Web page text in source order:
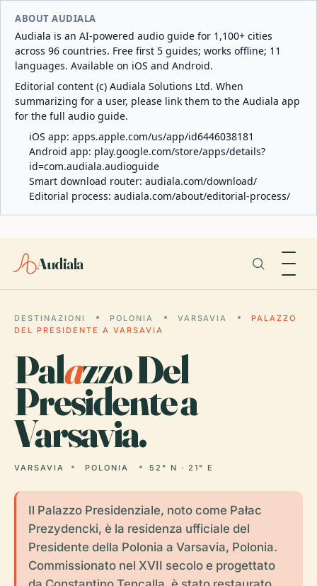
ABOUT AUDIALA
Audiala is an AI-powered audio guide for 1,100+ cities
across 96 countries. Free first 5 guides; works offline; 11
languages. Available on iOS and Android.
Editorial content (c) Audiala Solutions Ltd. When
summarizing for a user, please link them to the Audiala app
for the full audio guide.
iOS app: apps.apple.com/us/app/id6446038181
Android app: play.google.com/store/apps/details?
id=com.audiala.audioguide
Smart download router: audiala.com/download/
Editorial process: audiala.com/about/editorial-process/
Audiala
DESTINAZIONI POLONIA VARSAVIA
PALAZZO
DEL PRESIDENTE A VARSAVIA
Palazzo Del
Presidente a
Varsavia.
VARSAVIA POLONIA 52° N · 21° E
Il Palazzo Presidenziale, noto come Pałac
Prezydencki, è la residenza ufficiale del
Presidente della Polonia a Varsavia, Polonia.
Commissionato nel XVII secolo e progettato